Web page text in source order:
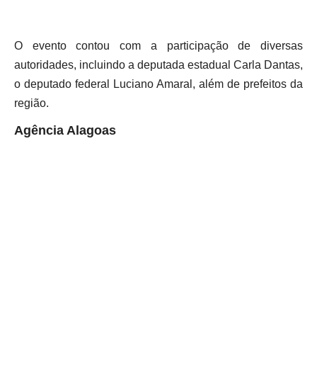
O evento contou com a participação de diversas
autoridades, incluindo a deputada estadual Carla Dantas,
o deputado federal Luciano Amaral, além de prefeitos da
região.
Agência Alagoas